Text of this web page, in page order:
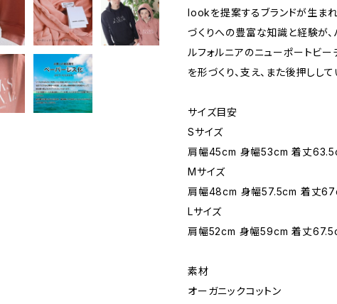
lookを提案するブランドが生まれ
づくりへの豊富な知識と経験が、
ルフォルニアのニューポートビ
を形づくり、支え、また後押しして
サイズ目安
Sサイズ
肩幅45cm 身幅53cm 着丈
Mサイズ
肩幅48cm 身幅57.5cm 着丈
Lサイズ
肩幅52cm 身幅59cm 着丈
素材
オーガニックコットン